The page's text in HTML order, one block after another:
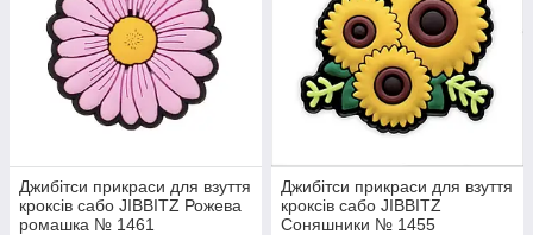
Джибітси прикраси для взуття
кроксів сабо JIBBITZ Рожева
ромашка № 1461
Джибітси прикраси для взуття
кроксів сабо JIBBITZ
Соняшники № 1455